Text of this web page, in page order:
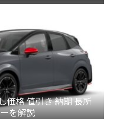
価格 値引き 納期 長所
を解説